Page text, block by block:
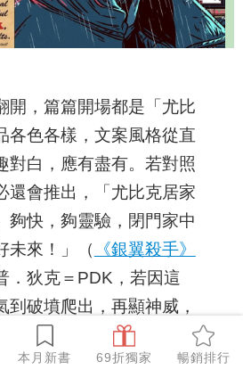
本月新書 69折獨家 暢銷排行
開，篇篇開場都是「尤比
各色各樣，文案風格從直
對白，應有盡有。若對照
還會推出，「尤比克居家
夠快，夠靈驗，閉門家中
未來！」（
《銀翼殺手》
．狄克＝PDK，若因這
到破墳爬出，再顯神威，
一件？）